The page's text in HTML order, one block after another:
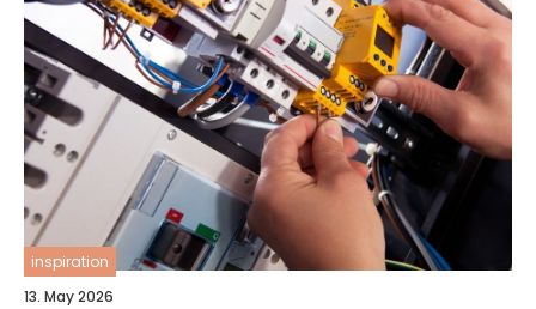
inspiration
13. May 2026